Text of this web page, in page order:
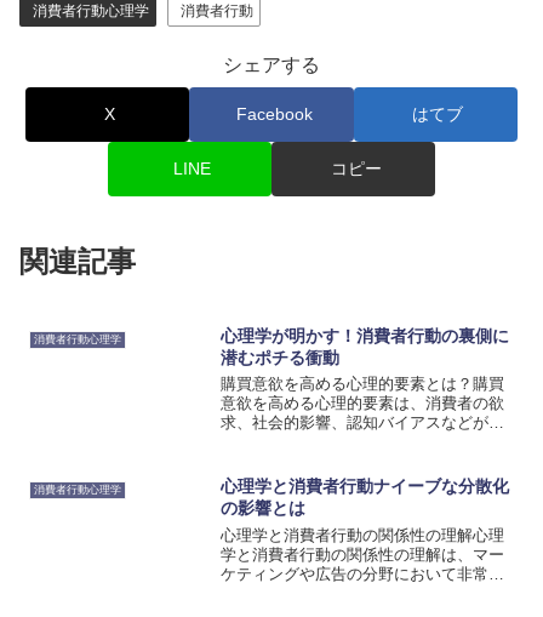
消費者行動心理学 消費者行動
シェアする
X Facebook はてブ
LINE コピー
関連記事
消費者行動心理学
心理学が明かす！消費者行動の裏側に
潜むポチる衝動
購買意欲を高める心理的要素とは？購買
意欲を高める心理的要素は、消費者の欲
求、社会的影響、認知バイアスなどが関
傾向があります。まず、欲求は購買意欲
を高める重要な要素です。...
消費者行動心理学
心理学と消費者行動ナイーブな分散化
の影響とは
心理学と消費者行動の関係性の理解心理
学と消費者行動の関係性の理解は、マー
ケティングや広告の分野において非常に